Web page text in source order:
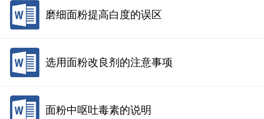
磨细面粉提高白度的误区
选用面粉改良剂的注意事项
面粉中呕吐毒素的说明